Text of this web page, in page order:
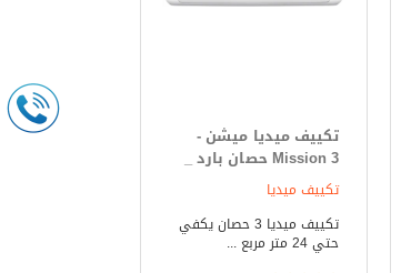
تكييف ميديا ميشن -
Mission 3 حصان بارد _
ساخن
تكييف ميديا
تكييف ميديا 3 حصان يكفي
حتي 24 متر مربع ...